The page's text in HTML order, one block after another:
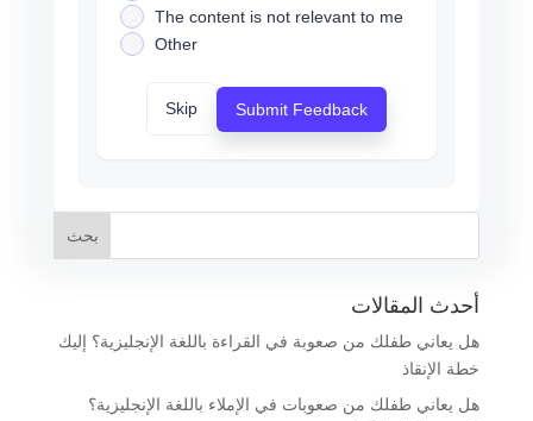
The content is not relevant to me
Other
Submit Feedback
Skip
أحدث المقالات
هل يعاني طفلك من صعوبة في القراءة باللغة الإنجليزية؟ إليك
خطة الإنقاذ
هل يعاني طفلك من صعوبات في الإملاء باللغة الإنجليزية؟